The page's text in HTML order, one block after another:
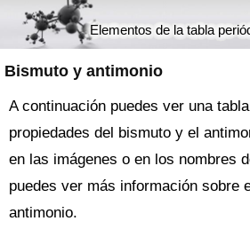
Bismuto y antimonio
Elementos de la tabla
A continuación puedes ver una
propiedades del bismuto y el
en las imágenes o en los nombres
puedes ver más información sobre
antimonio.